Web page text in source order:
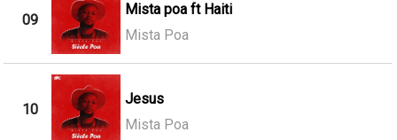
09
Mista poa ft Haiti
Mista Poa
10
Jesus
Mista Poa